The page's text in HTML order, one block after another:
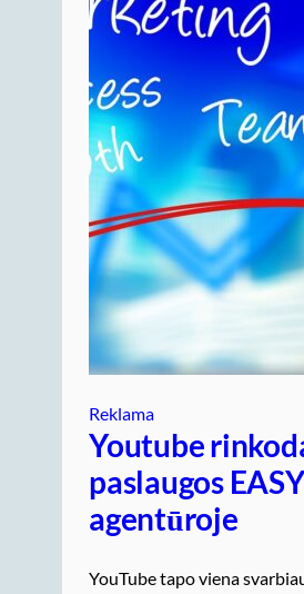
Reklama
Youtube
paslaugos
agentūroje
YouTube tapo viena